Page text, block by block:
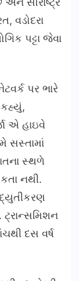
વડોદરા
પટ્ટા જેવા
પર ભારે
એ હાઇવે
સસ્તામાં
સ્થળે
નથી.
ટ્રાન્સમિશન
દસ વર્ષ